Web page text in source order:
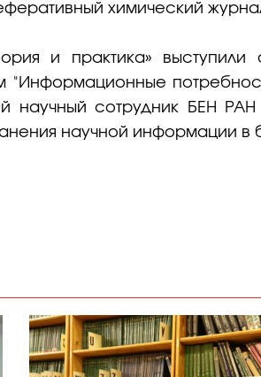
химический
и практика»
научный сотрудник БЕН
научной информации в